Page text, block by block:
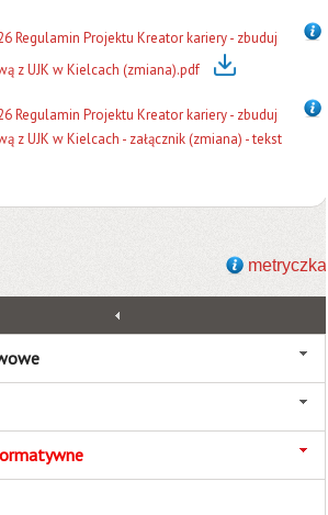
Regulamin Projektu Kreator kariery - zbuduj
z UJK w Kielcach (zmiana).pdf
Regulamin Projektu Kreator kariery - zbuduj
z UJK w Kielcach - załącznik (zmiana) - tekst
metryczka